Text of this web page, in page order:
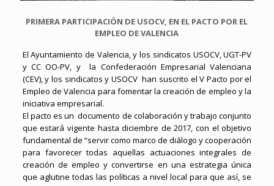
PRIMERA PARTICIPACIÓN DE USOCV, EN EL PACTO POR EL
EMPLEO DE VALENCIA
El Ayuntamiento de Valencia, y los sindicatos USOCV, UGT-PV
y CC OO-PV, y la Confederación Empresarial Valenciana
(CEV), y los sindicatos y USOCV han suscrito el V Pacto por el
Empleo de Valencia para fomentar la creación de empleo y la
iniciativa empresarial.
El pacto es un documento de colaboración y trabajo conjunto
que estará vigente hasta diciembre de 2017, con el objetivo
fundamental de “servir como marco de diálogo y cooperación
para favorecer todas aquellas actuaciones integrales de
creación de empleo y convertirse en una estrategia única
que aglutine todas las políticas a nivel local para que así, se